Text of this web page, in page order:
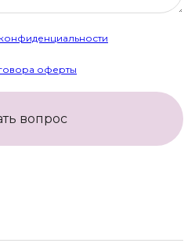
оферты
вопрос